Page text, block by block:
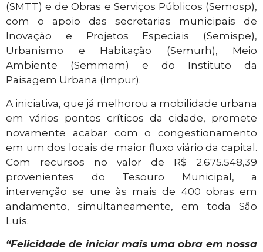
(SMTT) e de Obras e Serviços Públicos (Semosp),
com o apoio das secretarias municipais de
Inovação e Projetos Especiais (Semispe),
Urbanismo e Habitação (Semurh), Meio
Ambiente (Semmam) e do Instituto da
Paisagem Urbana (Impur).
A iniciativa, que já melhorou a mobilidade urbana
em vários pontos críticos da cidade, promete
novamente acabar com o congestionamento
em um dos locais de maior fluxo viário da capital.
Com recursos no valor de R$ 2.675.548,39
provenientes do Tesouro Municipal, a
intervenção se une às mais de 400 obras em
andamento, simultaneamente, em toda São
Luís.
“Felicidade de iniciar mais uma obra em nossa